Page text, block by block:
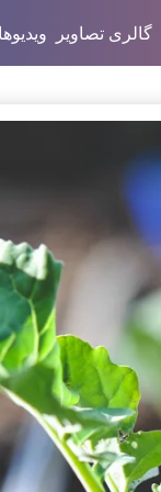
ویدیوها گالری تصاویر